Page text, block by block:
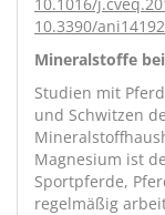
10.3390/
Mineralstoffe
Studien mit
und Schwitzen
Magnesium ist
Sportpferde,
regelmäßig